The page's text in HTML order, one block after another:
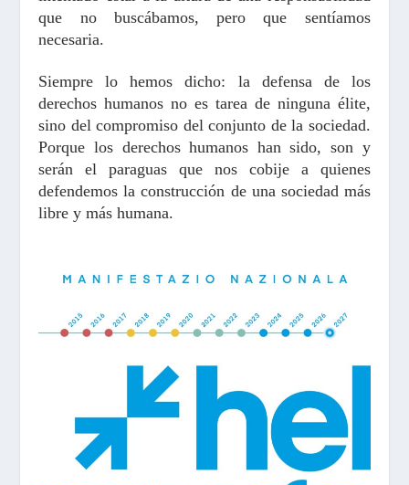
que no buscábamos, pero que sentíamos
necesaria.
Siempre lo hemos dicho: la defensa de los
derechos humanos no es tarea de ninguna élite,
sino del compromiso del conjunto de la sociedad.
Porque los derechos humanos han sido, son y
serán el paraguas que nos cobije a quienes
defendemos la construcción de una sociedad más
libre y más humana.